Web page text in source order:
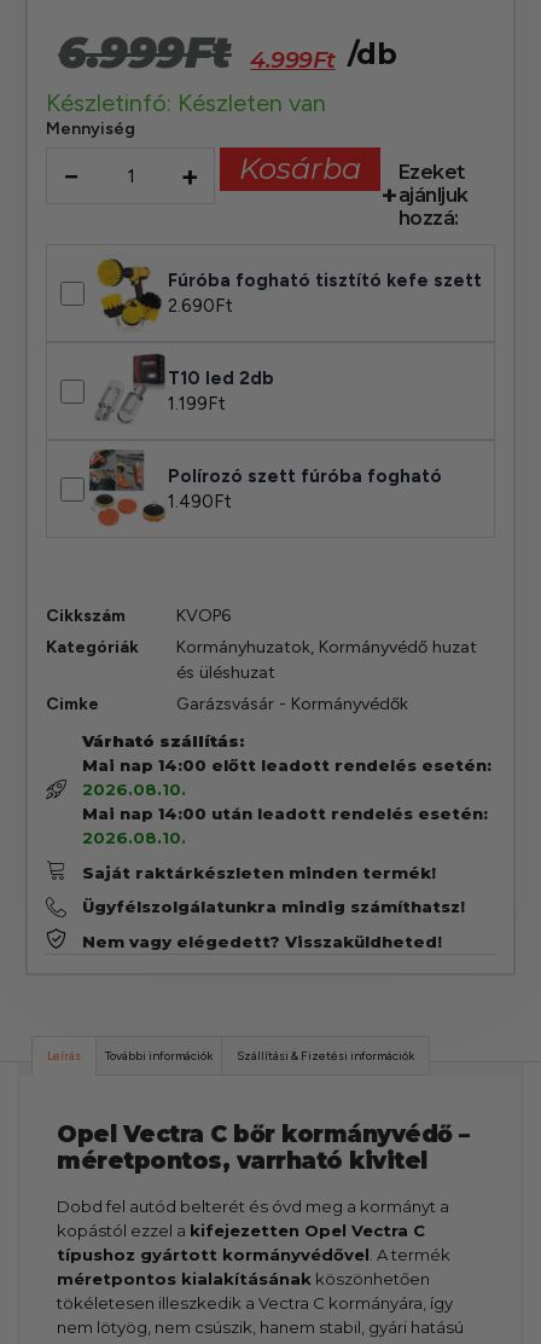
6.999Ft 4.999Ft /db
Készletinfó: Készleten van
Mennyiség
− + Kosárba
Ezeket
ajánljuk
hozzá:
Fúróba fogható tisztító kefe szett
2.690Ft
T10 led 2db
1.199Ft
Polírozó szett fúróba fogható
1.490Ft
Cikkszám
KVOP6
Kategóriák
Kormányhuzatok, Kormányvédő huzat
és üléshuzat
Cimke
Garázsvásár - Kormányvédők
Várható szállítás:
Mai nap 14:00 előtt leadott rendelés esetén:
2026.08.10.
Mai nap 14:00 után leadott rendelés esetén:
2026.08.10.
Saját raktárkészleten minden termék!
Ügyfélszolgálatunkra mindig számíthatsz!
Nem vagy elégedett? Visszaküldheted!
Leírás További információk Szállítási & Fizetési információk
Opel Vectra C bőr kormányvédő –
méretpontos, varrható kivitel
Dobd fel autód belterét és óvd meg a kormányt a
kopástól ezzel a kifejezetten Opel Vectra C
típushoz gyártott kormányvédővel . A termék
méretpontos kialakításának köszönhetően
tökéletesen illeszkedik a Vectra C kormányára, így
nem lötyög, nem csúszik, hanem stabil, gyári hatású